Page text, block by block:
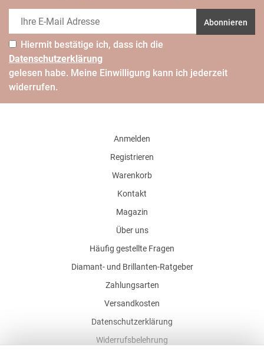
Abonnieren
Hiermit bestätige ich, dass ich die
Daten­schutz­erklärung
gelesen habe. Meine Einwilligung kann ich jederzeit
widerrufen.
Anmelden
Registrieren
Warenkorb
Kontakt
Magazin
Über uns
Häufig gestellte Fragen
Diamant- und Brillanten-Ratgeber
Zahlungsarten
Versandkosten
Datenschutzerklärung
Widerrufsbelehrung